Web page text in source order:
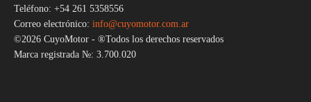
Teléfono: +54 261 5358556
Correo electrónico: info@cuyomotor.com.ar
©2026 CuyoMotor - ®Todos los derechos reservados
Marca registrada №: 3.700.020